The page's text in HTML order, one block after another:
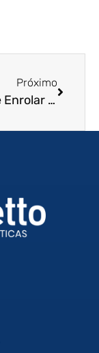
Próximo
Portão de Enrolar Automático em Goiânia – GO